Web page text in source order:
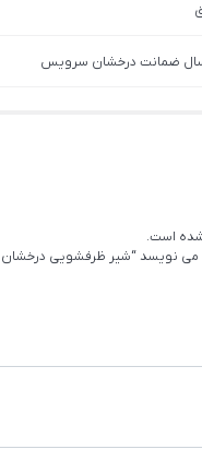
است.
می نویسد “شیر ظرفشویی